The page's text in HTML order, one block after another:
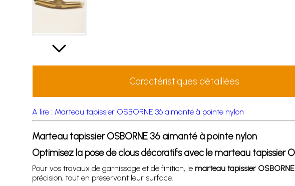
Caractéristiques détaillées
A lire : Marteau tapissier OSBORNE 36 aimanté à pointe nylon
Marteau tapissier OSBORNE 36 aimanté à pointe nylon
Optimisez la pose de clous décoratifs avec le marteau tapissier
Pour vos travaux de garnissage et de finition, le marteau tapissier
précision, tout en préservant leur surface.